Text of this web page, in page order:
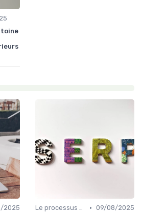
2025
Le processus d'acquisition • 09/08/2025